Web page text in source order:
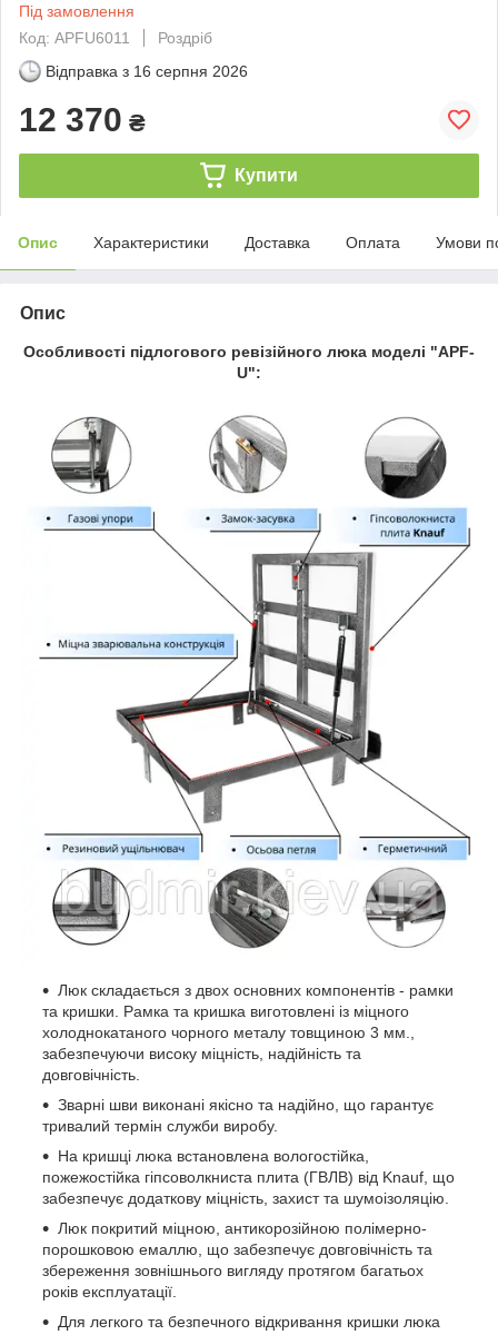
Під замовлення
Код: APFU6011
Роздріб
Відправка з 16 серпня 2026
12 370 ₴
Купити
Опис Характеристики Доставка Оплата Умови
Опис
Особливості підлогового ревізійного люка моделі "APF-
U":
Люк складається з двох основних компонентів - рамки
та кришки. Рамка та кришка виготовлені із міцного
холоднокатаного чорного металу товщиною 3 мм.,
забезпечуючи високу міцність, надійність та
довговічність.
Зварні шви виконані якісно та надійно, що гарантує
тривалий термін служби виробу.
На кришці люка встановлена вологостійка,
пожежостійка гіпсоволкниста плита (ГВЛВ) від Knauf, що
забезпечує додаткову міцність, захист та шумоізоляцію.
Люк покритий міцною, антикорозійною полімерно-
порошковою емаллю, що забезпечує довговічність та
збереження зовнішнього вигляду протягом багатьох
років експлуатації.
Для легкого та безпечного відкривання кришки люка